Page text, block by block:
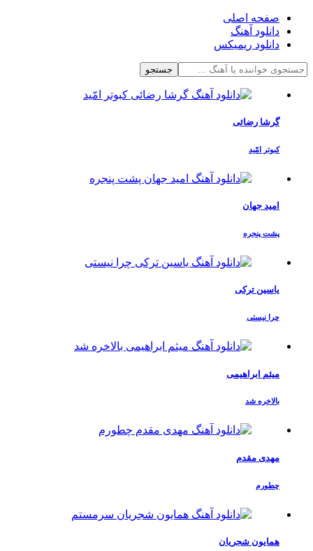
صفحه اصلی
دانلود آهنگ
دانلود ریمیکس
جستجو
گرشا رضائی
کبوتر امّید
امید جهان
پشت پنجره
یاسین ترکی
چرا نیستی
میثم ابراهیمی
بالاخره شد
مهدی مقدم
چطورم
همایون شجریان